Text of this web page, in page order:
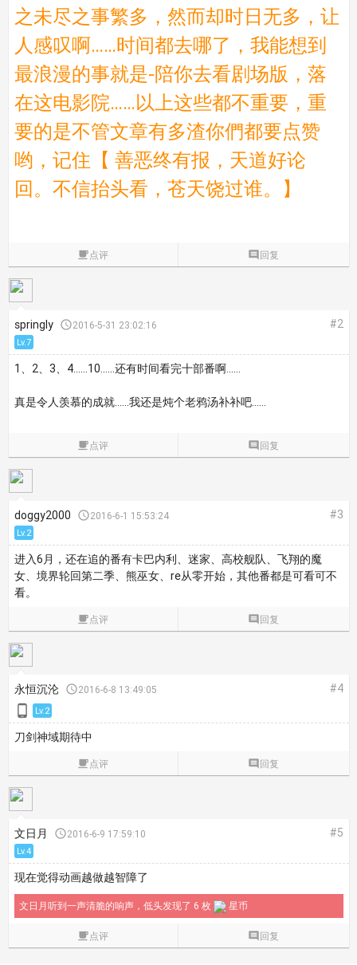
之未尽之事繁多，然而却时日无多，让
人感叹啊……时间都去哪了，我能想到
最浪漫的事就是-陪你去看剧场版，落
在这电影院……以上这些都不重要，重
要的是不管文章有多渣你們都要点赞
哟，记住【 善恶终有报，天道好论
回。不信抬头看，苍天饶过谁。】
点评  回复
springly 2016-5-31 23:02:16 #2
Lv.7
1、2、3、4……10……还有时间看完十部番啊……
真是令人羡慕的成就……我还是炖个老鸦汤补补吧……
点评  回复
doggy2000 2016-6-1 15:53:24 #3
Lv.2
进入6月，还在追的番有卡巴内利、迷家、高校舰队、飞翔的魔
女、境界轮回第二季、熊巫女、re从零开始，其他番都是可看可不
看。
点评  回复
永恒沉沦 2016-6-8 13:49:05 #4
 Lv.2
刀剑神域期待中
点评  回复
文日月 2016-6-9 17:59:10 #5
Lv.4
现在觉得动画越做越智障了
文日月听到一声清脆的响声，低头发现了 6 枚 星币
点评  回复